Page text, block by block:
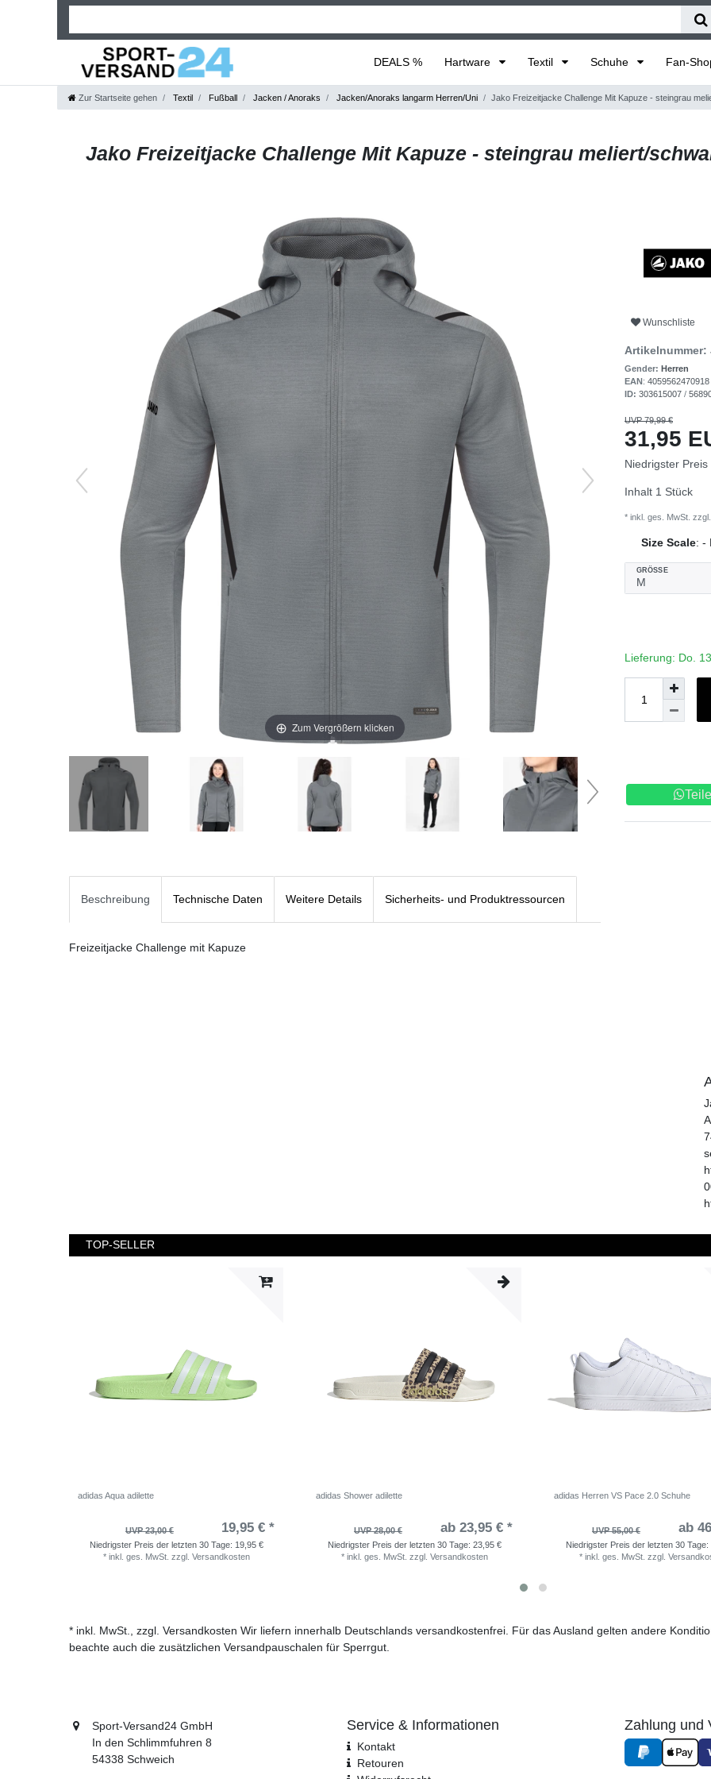
DEALS % Hartware Textil Schuhe Fan-
Zur Startseite gehen Textil Fußball Jacken / Anoraks Jacken/Anoraks langarm Herren/Uni Jako Freizeitjacke Challenge Mit Kapuze - steingrau
Jako Freizeitjacke Challenge Mit Kapuze - steingrau meliert/
Zum Vergrößern klicken
Wunschliste
Artikelnummer:
Gender: Herren
EAN: 4059562470918
ID: 303615007 /
UVP 79,99 €
31,95
Niedrigster
Inhalt 1 Stück
* inkl. ges. MwSt. zzgl.
Size Scale: -
GRÖSSE
Lieferung: Do.
Beschreibung Technische Daten Weitere Details Sicherheits- und Produktressourcen
Freizeitjacke Challenge mit Kapuze
TOP-SELLER
adidas Aqua adilette
UVP 23,00 € 19,95 € *
Niedrigster Preis der letzten 30 Tage: 19,95 €
* inkl. ges. MwSt. zzgl. Versandkosten
adidas Shower adilette
UVP 28,00 € ab 23,95 € *
Niedrigster Preis der letzten 30 Tage: 23,95 €
* inkl. ges. MwSt. zzgl. Versandkosten
adidas Herren VS Pace 2.0 Schuhe
UVP 55,00 € ab
Niedrigster Preis der letzten 30 Tage:
* inkl. ges. MwSt. zzgl.
* inkl. MwSt., zzgl. Versandkosten Wir liefern innerhalb Deutschlands versandkostenfrei. Für das Ausland gelten andere
beachte auch die zusätzlichen Versandpauschalen für Sperrgut.
Sport-Versand24 GmbH
In den Schlimmfuhren 8
54338 Schweich
Service & Informationen
Kontakt
Retouren
Zahlung und